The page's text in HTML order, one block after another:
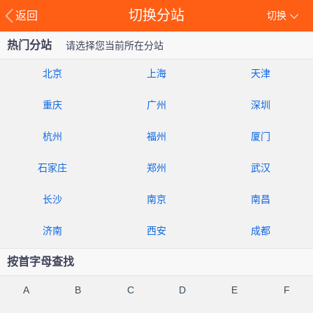
返回 切换
切换分站
热门分站 请选择您当前所在分站
北京 上海 天津
重庆 广州 深圳
杭州 福州 厦门
石家庄 郑州 武汉
长沙 南京 南昌
济南 西安 成都
按首字母查找
A B C D E F